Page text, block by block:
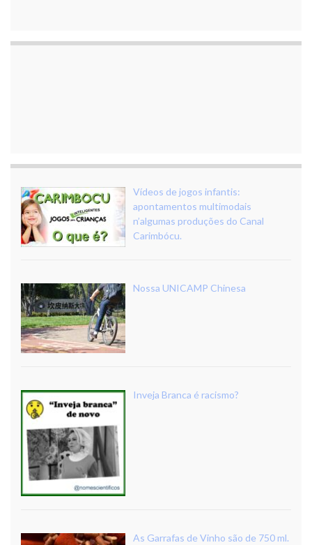
Vídeos de jogos infantis:
apontamentos multimodais
n’algumas produções do Canal
Carimbócu.
Nossa UNICAMP Chinesa
Inveja Branca é racismo?
As Garrafas de Vinho são de 750 ml.